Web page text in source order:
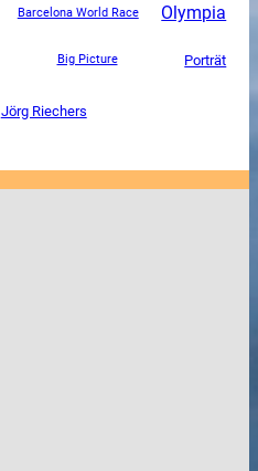
Barcelona World Race Olympia
Big Picture Porträt
Jörg Riechers